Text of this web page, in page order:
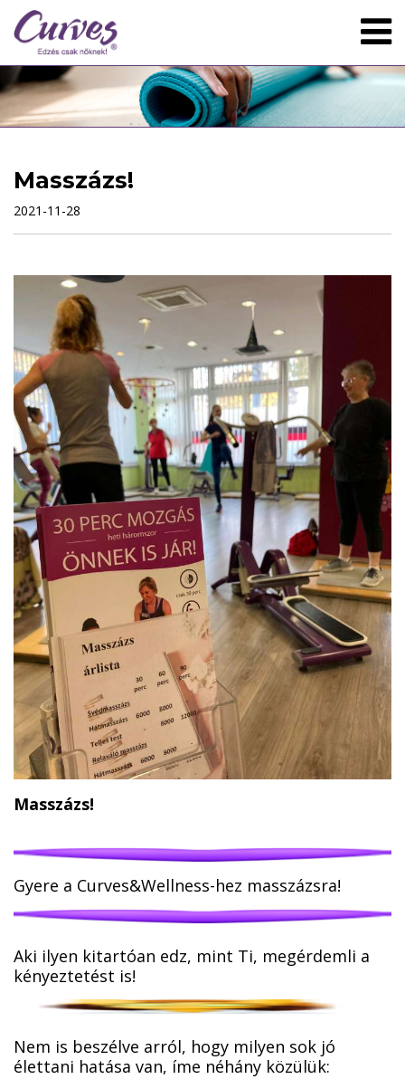
Masszázs!
2021-11-28
Masszázs!
Gyere a Curves&Wellness-hez masszázsra!
Aki ilyen kitartóan edz, mint Ti, megérdemli a
kényeztetést is!
Nem is beszélve arról, hogy milyen sok jó
élettani hatása van, íme néhány közülük: